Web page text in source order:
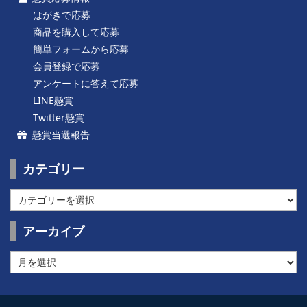
はがきで応募
商品を購入して応募
簡単フォームから応募
会員登録で応募
アンケートに答えて応募
LINE懸賞
Twitter懸賞
懸賞当選報告
カテゴリー
テ
ゴ
ー
アーカイブ
ー
イ